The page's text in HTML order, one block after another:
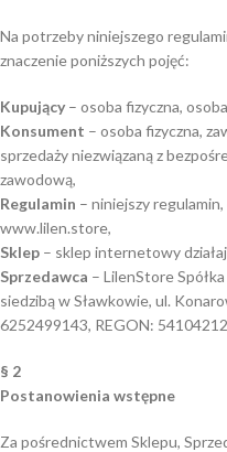
Na potrzeby niniejszego
znaczenie poniższych pojęć:
Kupujący – osoba fizyczna,
Konsument – osoba fizyczna,
sprzedaży niezwiązaną z
zawodową,
Regulamin – niniejszy
www.lilen.store,
Sklep – sklep internetowy
Sprzedawca – LilenStore
siedzibą w Sławkowie, ul.
6252499143, REGON:
§ 2
Postanowienia wstępne
Za pośrednictwem Sklepu,